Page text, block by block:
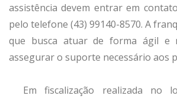
assistência devem entrar em
pelo telefone (43) 99140-8570. A
que busca atuar de forma ágil e
assegurar o suporte necessário aos
Em fiscalização realizada no